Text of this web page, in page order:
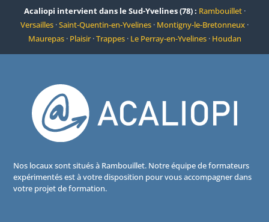
Acaliopi intervient dans le Sud-Yvelines (78) : Rambouillet·
Versailles ·Saint-Quentin-en-Yvelines · Montigny-le-Bretonneux ·
Maurepas· Plaisir·Trappes· Le Perray-en-Yvelines· Houdan
Nos locaux sont situés à Rambouillet. Notre équipe de formateurs
expérimentés est à votre disposition pour vous accompagner dans
votre projet de formation.